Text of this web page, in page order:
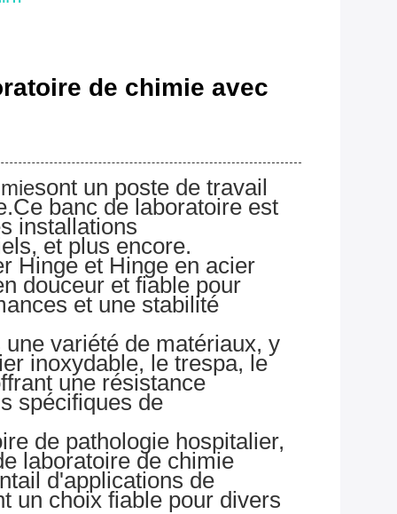
de chimie avec
sont un poste de travail
banc de laboratoire est
installations
et plus encore.
Hinge et Hinge en acier
douceur et fiable pour
et une stabilité
variété de matériaux, y
inoxydable, le trespa, le
une résistance
spécifiques de
de pathologie hospitalier,
laboratoire de chimie
d'applications de
un choix fiable pour divers